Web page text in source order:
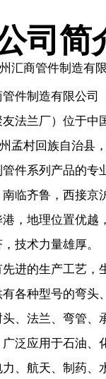
司简
汇商管件制造有
制造有限公司
法兰厂）位于中
孟村回族自治县
件系列产品的专
临齐鲁，西接京
，地理位置优越
技术力量雄厚。
的生产工艺，
各种型号的弯头
、法兰、弯管、
泛应用于石油、
、航天、制药、